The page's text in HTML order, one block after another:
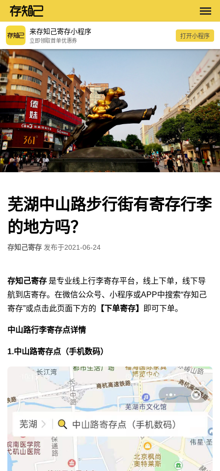
来存知己寄存小程序
立即领取首单优惠券
打开小程序
芜湖中山路步行街有寄存行李
的地方吗？
存知己寄存 发布于2021-06-24
存知己寄存 是专业线上行李寄存平台，线上下单，线下导
航到店寄存。在微信公众号、小程序或APP中搜索“存知己
寄存”或点击此页面下方的 【下单寄存】 即可下单。
中山路行李寄存点详情
1.中山路寄存点（手机数码）